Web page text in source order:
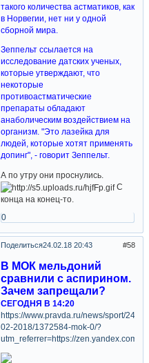
такого количества астматиков, как
в Норвегии, нет ни у одной
сборной мира.
Зеппельт ссылается на
исследование датских ученых,
которые утверждают, что
некоторые
противоастматические
препараты обладают
анаболическим воздействием на
организм. "Это лазейка для
людей, которые хотят применять
допинг", - говорит Зеппельт.
А по утру они проснулись.
С
конца на конец-то.
0
Поделиться 58
24.02.18 20:43
В МОК мельдоний
сравнили с аспирином.
Зачем запрещали?
СЕГОДНЯ В 14:20
https://www.pravda.ru/news/sport/24-
02-2018/1372584-mok-0/?
utm_referrer=https://zen.yandex.com